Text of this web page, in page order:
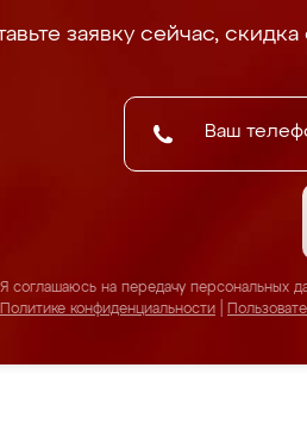
заявку сейчас, скидка
Я соглашаюсь на передачу персональных
Политике конфиденциальности